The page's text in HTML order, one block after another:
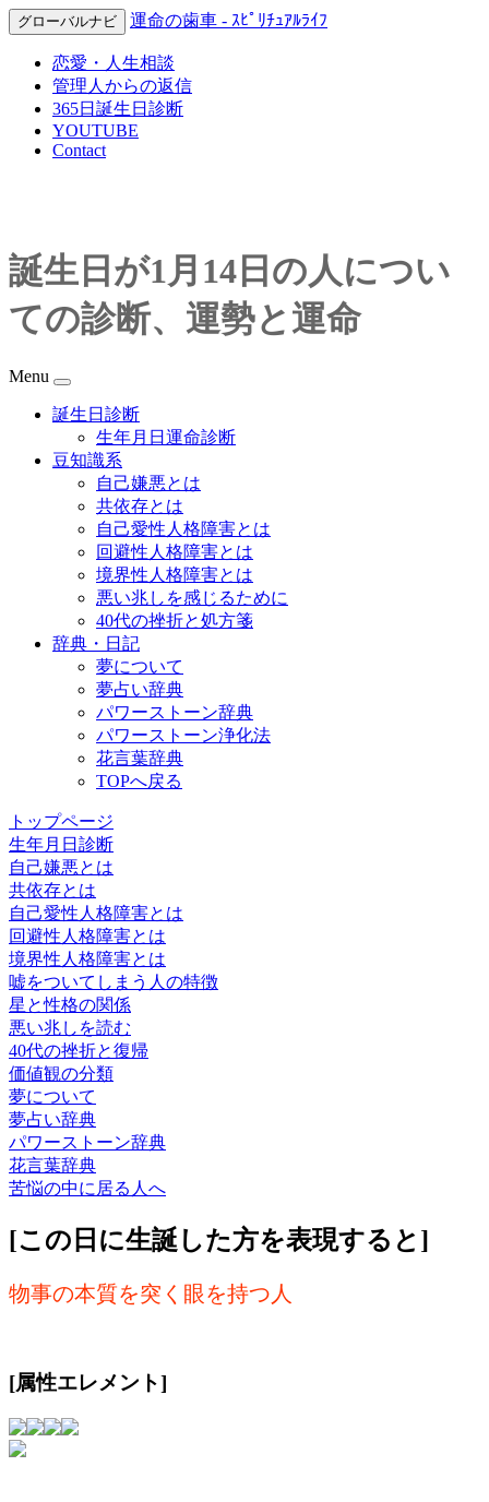
グローバルナビ 運命の歯車 - ｽﾋﾟﾘﾁｭｱﾙﾗｲﾌ
恋愛・人生相談
管理人からの返信
365日誕生日診断
YOUTUBE
Contact
誕生日が1月14日の人につい
ての診断、運勢と運命
Menu
誕生日診断
生年月日運命診断
豆知識系
自己嫌悪とは
共依存とは
自己愛性人格障害とは
回避性人格障害とは
境界性人格障害とは
悪い兆しを感じるために
40代の挫折と処方箋
辞典・日記
夢について
夢占い辞典
パワーストーン辞典
パワーストーン浄化法
花言葉辞典
TOPへ戻る
トップページ
生年月日診断
自己嫌悪とは
共依存とは
自己愛性人格障害とは
回避性人格障害とは
境界性人格障害とは
嘘をついてしまう人の特徴
星と性格の関係
悪い兆しを読む
40代の挫折と復帰
価値観の分類
夢について
夢占い辞典
パワーストーン辞典
花言葉辞典
苦悩の中に居る人へ
[この日に生誕した方を表現すると]
物事の本質を突く眼を持つ人
[属性エレメント]